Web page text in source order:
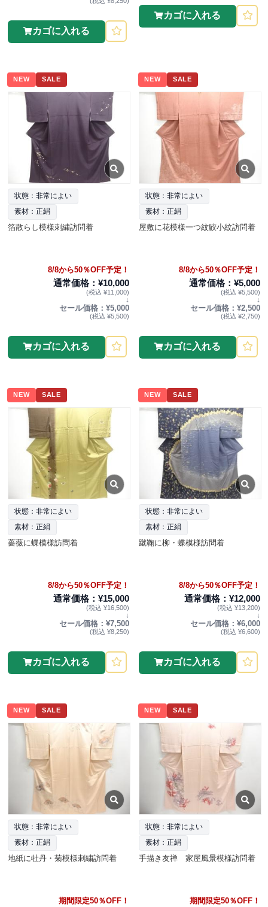
カゴに入れる
カゴに入れる
NEW SALE
状態：非常によい
素材：正絹
箔散らし模様刺繍訪問着
8/8から50％OFF予定！
通常価格：¥10,000
(税込 ¥11,000)
↓
セール価格：¥5,000
(税込 ¥5,500)
カゴに入れる
NEW SALE
状態：非常によい
素材：正絹
屋敷に花模様一つ紋鮫小紋訪問着
8/8から50％OFF予定！
通常価格：¥5,000
(税込 ¥5,500)
↓
セール価格：¥2,500
(税込 ¥2,750)
カゴに入れる
NEW SALE
状態：非常によい
素材：正絹
薔薇に蝶模様訪問着
8/8から50％OFF予定！
通常価格：¥15,000
(税込 ¥16,500)
↓
セール価格：¥7,500
(税込 ¥8,250)
カゴに入れる
NEW SALE
状態：非常によい
素材：正絹
蹴鞠に柳・蝶模様訪問着
8/8から50％OFF予定！
通常価格：¥12,000
(税込 ¥13,200)
↓
セール価格：¥6,000
(税込 ¥6,600)
カゴに入れる
NEW SALE
状態：非常によい
素材：正絹
地紙に牡丹・菊模様刺繍訪問着
期間限定50％OFF！
NEW SALE
状態：非常によい
素材：正絹
手描き友禅 家屋風景模様訪問着
期間限定50％OFF！